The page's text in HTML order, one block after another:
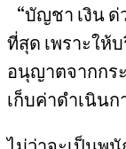
“บัญชา เงิน
ที่สุด เพราะให้
อนุญาตจากกร
เก็บค่าดำเนิน